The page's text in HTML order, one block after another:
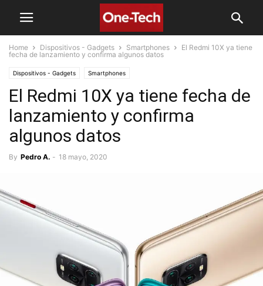
Home Dispositivos - Gadgets Smartphones
El Redmi 10X ya tiene
fecha de lanzamiento y confirma algunos datos
Dispositivos - Gadgets Smartphones
El Redmi 10X ya tiene fecha de
lanzamiento y confirma
algunos datos
By Pedro A. - 18 mayo, 2020